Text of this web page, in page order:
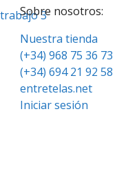
Sobre nosotros:
Nuestra tienda
(+34) 968 75 36 73
(+34) 694 21 92 58
entretelas.net
Iniciar sesión